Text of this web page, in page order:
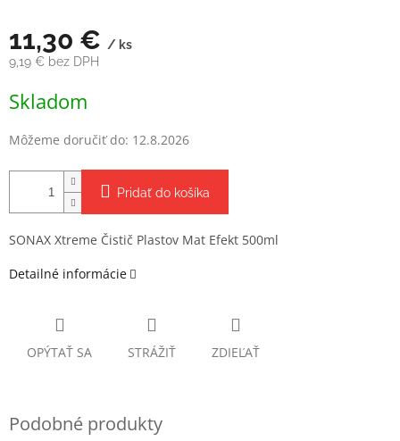
11,30 € / ks
9,19 € bez DPH
cena:
Skladom
Môžeme doručiť do: 12.8.2026
Pridať do košíka
SONAX Xtreme Čistič Plastov Mat Efekt 500ml
Detailné informácie
OPÝTAŤ SA STRÁŽIŤ ZDIEĽAŤ